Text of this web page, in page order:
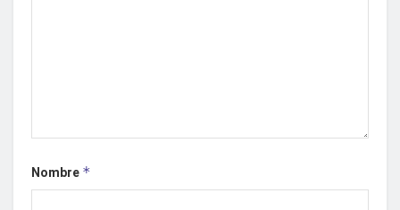
Nombre *